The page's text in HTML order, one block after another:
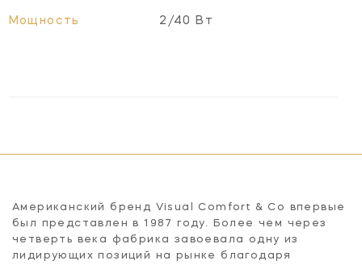
Мощность 2/40 Вт
Американский бренд Visual Comfort & Co впервые
был представлен в 1987 году. Более чем через
четверть века фабрика завоевала одну из
лидирующих позиций на рынке благодаря